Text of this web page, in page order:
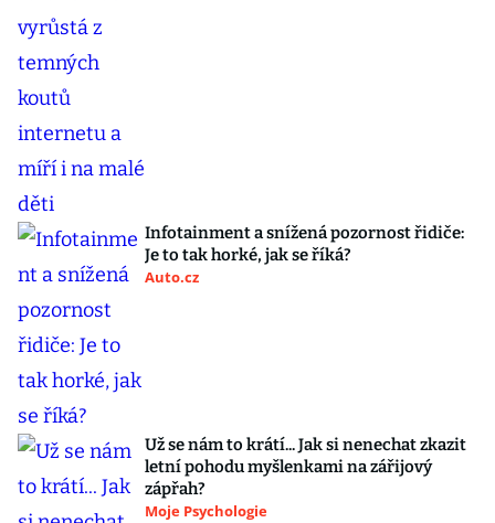
Infotainment a snížená pozornost řidiče:
Je to tak horké, jak se říká?
Auto.cz
Už se nám to krátí... Jak si nenechat zkazit
letní pohodu myšlenkami na zářijový
zápřah?
Moje Psychologie